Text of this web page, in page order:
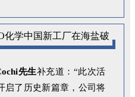
先生补充道：“此次活
启了历史新篇章，公司将